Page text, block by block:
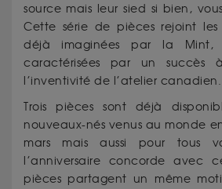
source mais leur sied si bien,
Cette série de pièces rejoint les
déjà imaginées par la
caractérisées par un
l’inventivité de l’atelier canadien.
Trois pièces sont déjà
nouveaux-nés venus au monde
mars mais aussi pour tous
l’anniversaire concorde avec
pièces partagent un même